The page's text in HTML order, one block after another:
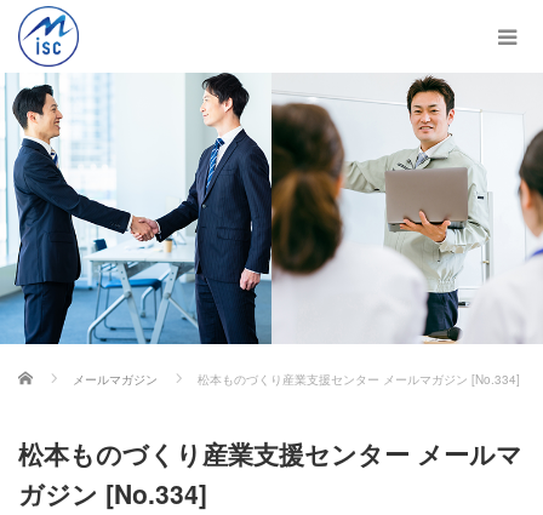
ホーム メールマガジン 松本ものづくり産業支援センター メールマガジン [No.334]
松本ものづくり産業支援センター メールマ
ガジン [No.334]